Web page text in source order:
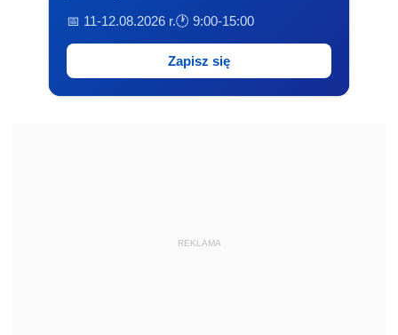
📅 11-12.08.2026 r.🕐 9:00-15:00
Zapisz się
REKLAMA